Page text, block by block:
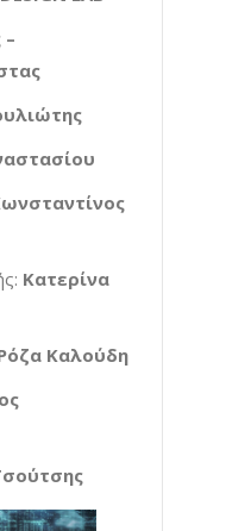
Κατερίνα
Καλούδη